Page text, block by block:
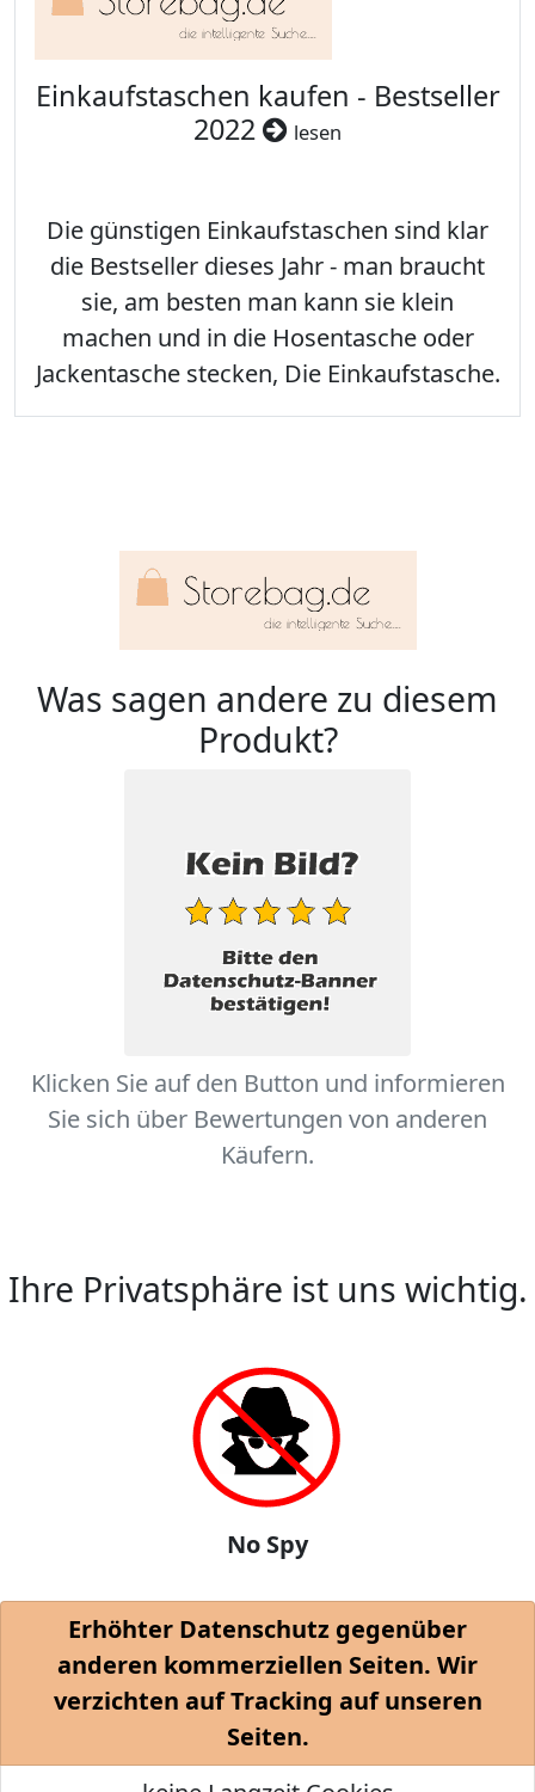
Einkaufstaschen kaufen - Bestseller
2022
lesen
Die günstigen Einkaufstaschen sind klar
die Bestseller dieses Jahr - man braucht
sie, am besten man kann sie klein
machen und in die Hosentasche oder
Jackentasche stecken, Die Einkaufstasche.
Was sagen andere zu diesem
Produkt?
Klicken Sie auf den Button und informieren
Sie sich über Bewertungen von anderen
Käufern.
Ihre Privatsphäre ist uns wichtig.
No Spy
Erhöhter Datenschutz gegenüber
anderen kommerziellen Seiten. Wir
verzichten auf Tracking auf unseren
Seiten.